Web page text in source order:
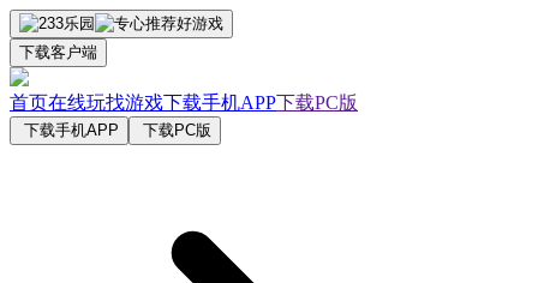
下载客户端
首页在线玩找游戏下载手机APP下载PC版
下载手机APP 下载PC版